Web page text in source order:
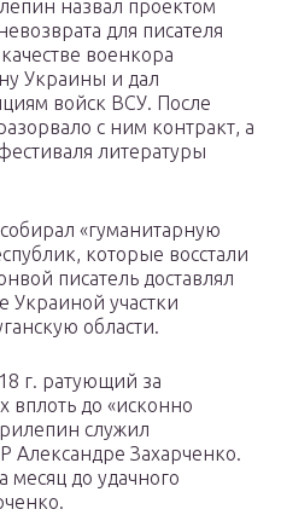
назвал проектом
для писателя
военкора
Украины и дал
войск ВСУ. После
с ним контракт, а
литературы
«гуманитарную
которые восстали
писатель доставлял
Украиной участки
области.
г. ратующий за
вплоть до «исконно
служил
Александре Захарченко.
до удачного